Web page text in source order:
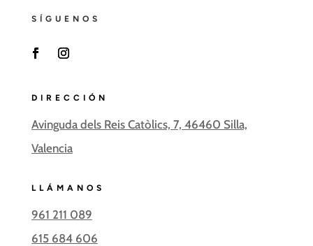
SÍGUENOS
s
a
r
m
DIRECCIÓN
Avinguda dels Reis Catòlics, 7, 46460 Silla,
Valencia
LLÁMANOS
961 211 089
615 684 606